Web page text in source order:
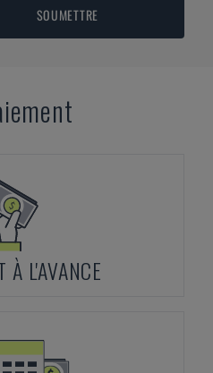
SOUMETTRE
À L'AVANCE